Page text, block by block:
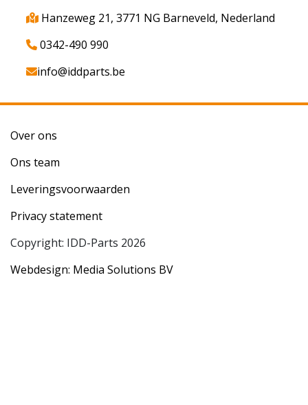
Hanzeweg 21, 3771 NG Barneveld, Nederland
0342-490 990
info@iddparts.be
Over ons
Ons team
Leveringsvoorwaarden
Privacy statement
Copyright: IDD-Parts 2026
Webdesign: Media Solutions BV